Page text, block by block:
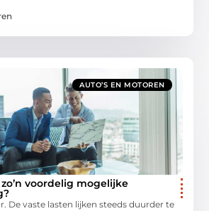
AUTO’S EN MOTOREN
voordelig mogelijke
De vaste lasten lijken steeds duurder te